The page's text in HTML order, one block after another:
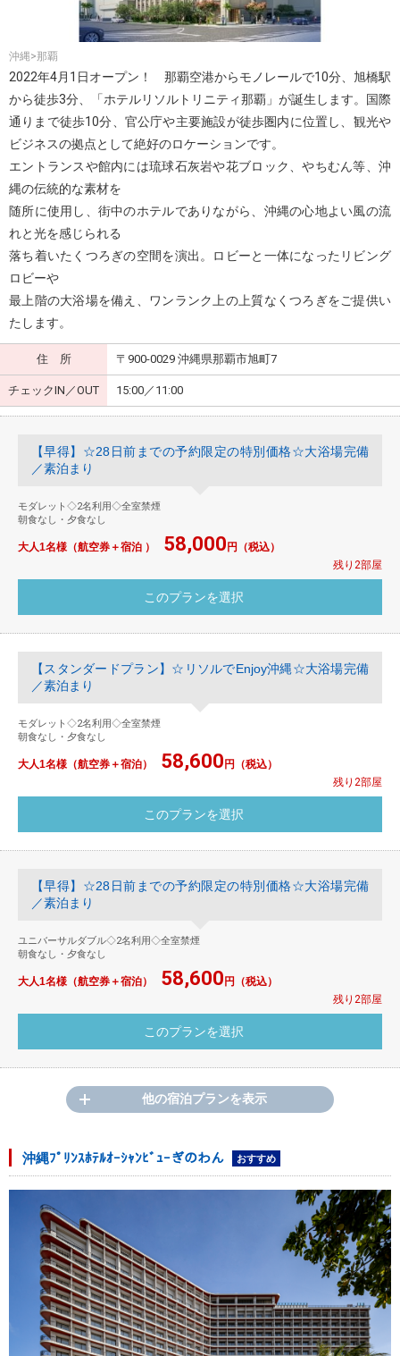
沖縄>那覇
2022年4月1日オープン！ 那覇空港からモノレールで10分、旭橋駅
から徒歩3分、「ホテルリソルトリニティ那覇」が誕生します。国際
通りまで徒歩10分、官公庁や主要施設が徒歩圏内に位置し、観光や
ビジネスの拠点として絶好のロケーションです。
エントランスや館内には琉球石灰岩や花ブロック、やちむん等、沖
縄の伝統的な素材を
随所に使用し、街中のホテルでありながら、沖縄の心地よい風の流
れと光を感じられる
落ち着いたくつろぎの空間を演出。ロビーと一体になったリビング
ロビーや
最上階の大浴場を備え、ワンランク上の上質なくつろぎをご提供い
たします。
住 所 〒900-0029 沖縄県那覇市旭町7
チェックIN／OUT 15:00／11:00
【早得】☆28日前までの予約限定の特別価格☆大浴場完備
／素泊まり
モダレット◇2名利用◇全室禁煙
朝食なし・夕食なし
大人1名様（航空券＋宿泊 ） 58,000 円（税込）
残り2部屋
【スタンダードプラン】☆リソルでEnjoy沖縄☆大浴場完備
／素泊まり
モダレット◇2名利用◇全室禁煙
朝食なし・夕食なし
大人1名様（航空券＋宿泊） 58,600 円（税込）
残り2部屋
【早得】☆28日前までの予約限定の特別価格☆大浴場完備
／素泊まり
ユニバーサルダブル◇2名利用◇全室禁煙
朝食なし・夕食なし
大人1名様（航空券＋宿泊） 58,600 円（税込）
残り2部屋
他の宿泊プランを表示
沖縄ﾌﾟﾘﾝｽﾎﾃﾙｵｰｼｬﾝﾋﾞｭｰぎのわん おすすめ